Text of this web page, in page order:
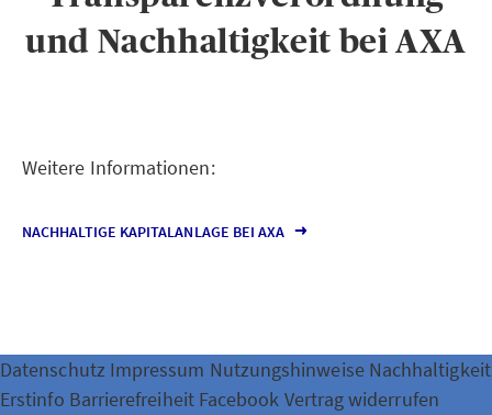
und Nachhaltigkeit bei AXA
Weitere Informationen:
NACHHALTIGE KAPITALANLAGE BEI AXA
Datenschutz Impressum Nutzungshinweise Nachhaltigkeit
Erstinfo Barrierefreiheit Facebook Vertrag widerrufen